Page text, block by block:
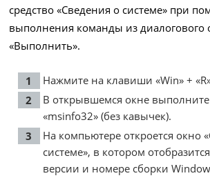
средство «Сведения о системе» при
выполнения команды из диалогового
«Выполнить».
Нажмите на клавиши «Win» +
В открывшемся окне
«msinfo32» (без кавычек).
На компьютере откроется окно
системе», в котором
версии и номере сборки